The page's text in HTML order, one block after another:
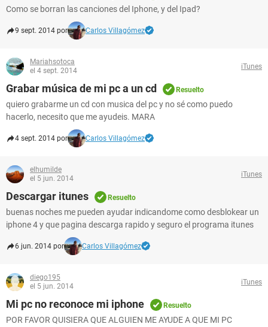
Como se borran las canciones del Iphone, y del Ipad?
9 sept. 2014 por Carlos Villagómez
Mariahsotoca
el 4 sept. 2014
iTunes
Grabar música de mi pc a un cd Resuelto
quiero grabarme un cd con musica del pc y no sé como puedo
hacerlo, necesito que me ayudeis. MARA
4 sept. 2014 por Carlos Villagómez
elhumilde
el 5 jun. 2014
iTunes
Descargar itunes Resuelto
buenas noches me pueden ayudar indicandome como desblokear un
iphone 4 y que pagina descarga rapido y seguro el programa itunes
6 jun. 2014 por Carlos Villagómez
diego195
el 5 jun. 2014
iTunes
Mi pc no reconoce mi iphone Resuelto
POR FAVOR QUISIERA QUE ALGUIEN ME AYUDE A QUE MI PC